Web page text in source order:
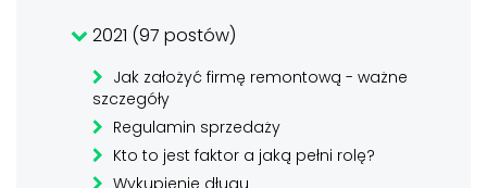
2021 (97 postów)
Jak założyć firmę remontową - ważne
szczegóły
Regulamin sprzedaży
Kto to jest faktor a jaką pełni rolę?
Wykupienie długu